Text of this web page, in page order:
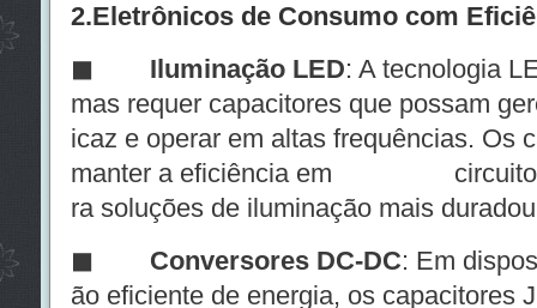
2.Eletrônicos de Consumo com
◼ Iluminação LED: A tecnologia
mas requer capacitores que possam
icaz e operar em altas frequências. Os
manter a eficiência em circuitos
ra soluções de iluminação mais
◼ Conversores DC-DC: Em
ão eficiente de energia, os capacitores